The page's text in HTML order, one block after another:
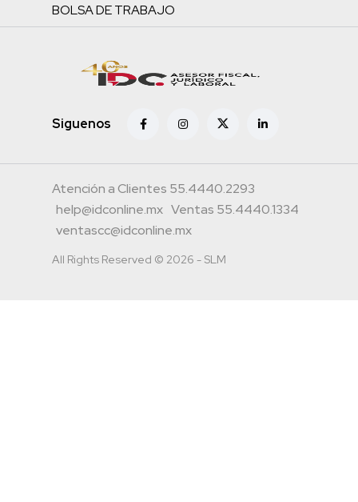
BOLSA DE TRABAJO
Siguenos
Atención a Clientes 55.4440.2293
help@idconline.mx Ventas 55.4440.1334
ventascc@idconline.mx
All Rights Reserved © 2026 - SLM